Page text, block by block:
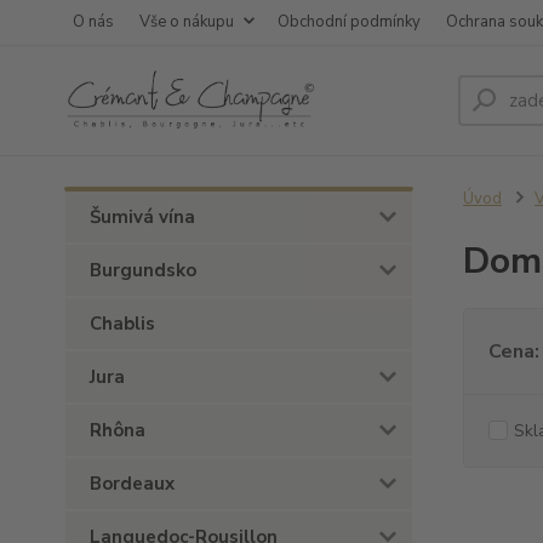
O nás Vše o nákupu Obchodní podmínky Ochrana
Šumivá vína
Burgundsko
Chablis
Jura
Rhôna
Bordeaux
Languedoc-Rousillon
Úvod
Cena: